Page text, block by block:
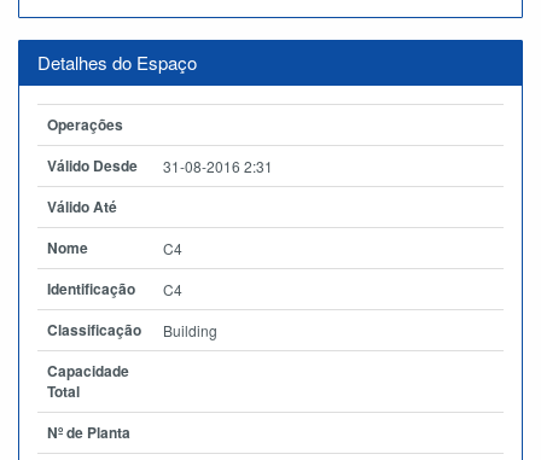
Detalhes do Espaço
Operações
Válido Desde
31-08-2016 2:31
Válido Até
Nome
C4
Identificação C4
Classificação Building
Capacidade
Total
Nº de Planta